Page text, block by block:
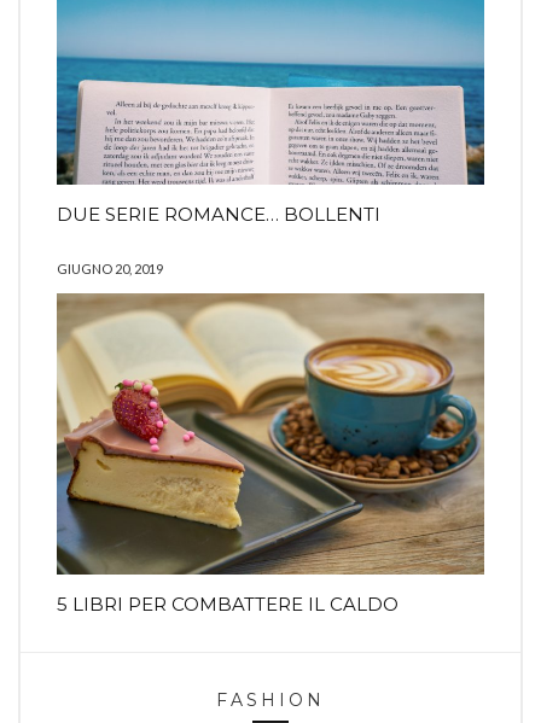
DUE SERIE ROMANCE… BOLLENTI
GIUGNO 20, 2019
5 LIBRI PER COMBATTERE IL CALDO
FASHION